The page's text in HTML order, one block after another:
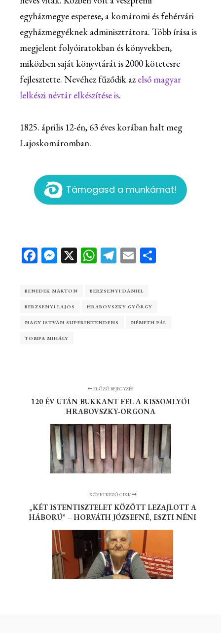
egyházmegye esperese, a komáromi és fehérvári
egyházmegyéknek adminisztrátora. Több írása is
megjelent folyóiratokban és könyvekben,
miközben saját könyvtárát is 2000 kötetesre
fejlesztette. Nevéhez fűződik az első magyar
lelkészi névtár elkészítése is.
1825. április 12-én, 63 éves korában halt meg
Lajoskomáromban.
Támogasd a munkámat!
Facebook
Messenger
X WhatsApp
Telegram
Email
BENEDEK MÁRTON BERZSENYI DÁNIEL
BERZSENYI LAJOS HRABOVSZKY GYÖRGY
NAGY ISTVÁN SUPERINTENDENS NÉMETH PÁL
TOMPA MIHÁLY
ELŐZŐ BEJEGYZÉS
120 ÉV UTÁN BUKKANT FEL A KISSOMLYÓI
HRABOVSZKY-ORGONA
KÖVETKEZŐ CIKK
„KÉT ISTENTISZTELET KÖZÖTT LEZAJLOTT A
HÁBORÚ” – HORVÁTH JÓZSEFNÉ, ESZTI NÉNI